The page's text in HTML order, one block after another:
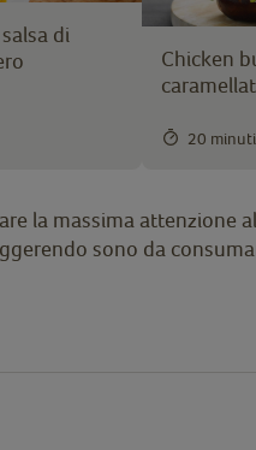
di
Chicken
20 minuti
la massima attenzione
sono da